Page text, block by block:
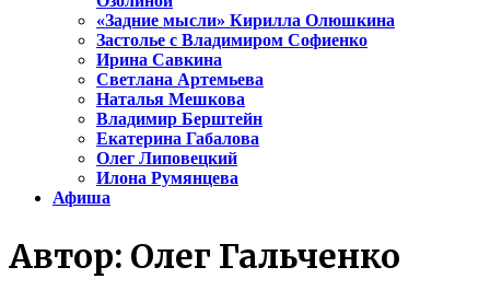
«Задние мысли» Кирилла Олюшкина
Застолье с Владимиром Софиенко
Ирина Савкина
Светлана Артемьева
Наталья Мешкова
Владимир Берштейн
Екатерина Габалова
Олег Липовецкий
Илона Румянцева
Афиша
Автор: Олег Гальченко